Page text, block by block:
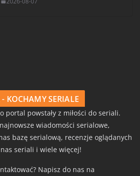
KOCHAMY SERIALE
portal powstały z miłości do seriali.
wiadomości serialowe,
bazę serialową, recenzje oglądanych
seriali i wiele więcej!
Napisz do nas na